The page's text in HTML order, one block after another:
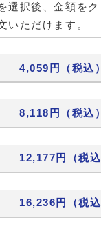
選択後、金額を
いただけます。
4,059円（税込）
8,118円（税込）
12,177円（税込
16,236円（税込